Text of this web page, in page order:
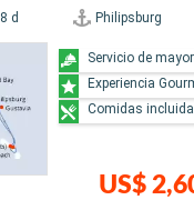
8 d Philipsburg
US$
Servicio de
Experiencia
Comidas